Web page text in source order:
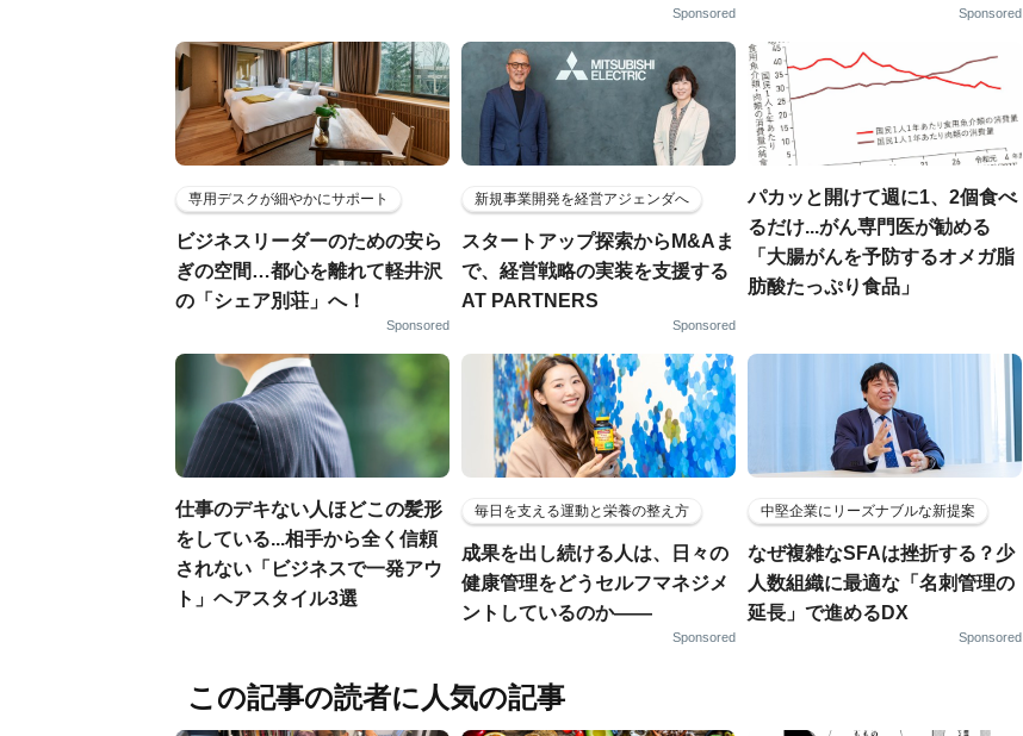
Sponsored Sponsored
専用デスクが細やかにサポート
ビジネスリーダーのための安ら
ぎの空間…都心を離れて軽井沢
の「シェア別荘」へ！
Sponsored
新規事業開発を経営アジェンダへ
スタートアップ探索からM&Aま
で、経営戦略の実装を支援する
AT PARTNERS
Sponsored
パカッと開けて週に1、2個食べ
るだけ...がん専門医が勧める
「大腸がんを予防するオメガ脂
肪酸たっぷり食品」
仕事のデキない人ほどこの髪形
をしている...相手から全く信頼
されない「ビジネスで一発アウ
ト」ヘアスタイル3選
毎日を支える運動と栄養の整え方
成果を出し続ける人は、日々の
健康管理をどうセルフマネジメ
ントしているのか——
Sponsored
中堅企業にリーズナブルな新提案
なぜ複雑なSFAは挫折する？少
人数組織に最適な「名刺管理の
延長」で進めるDX
Sponsored
この記事の読者に人気の記事